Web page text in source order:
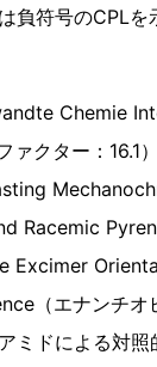
負符号のCPLを
Chemie
クター：16.1）
Racemic
Excimer
（エナンチオ
ミドによる対